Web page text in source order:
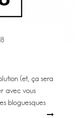
(et, ça sera
avec vous
bloguesques